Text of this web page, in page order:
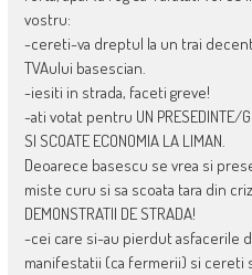
vostru:
-cereti-va dreptul la un trai
TVAului basescian.
-iesiti in strada, faceti greve!
-ati votat pentru UN PRESEDINTE/
SI SCOATE ECONOMIA LA LIMAN.
Deoarece basescu se vrea si
miste curu si sa scoata tara din
DEMONSTRATII DE STRADA!
-cei care si-au pierdut asfacerile
manifestatii (ca fermerii) si cereti